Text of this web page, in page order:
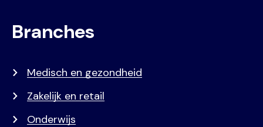
Branches
Medisch en gezondheid
Zakelijk en retail
Onderwijs